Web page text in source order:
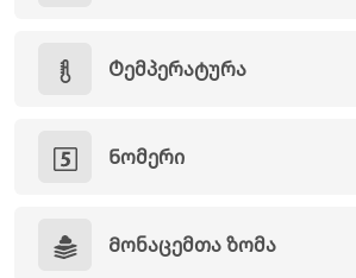
Ტემპერატურა
Ნომერი
Მონაცემთა ზომა